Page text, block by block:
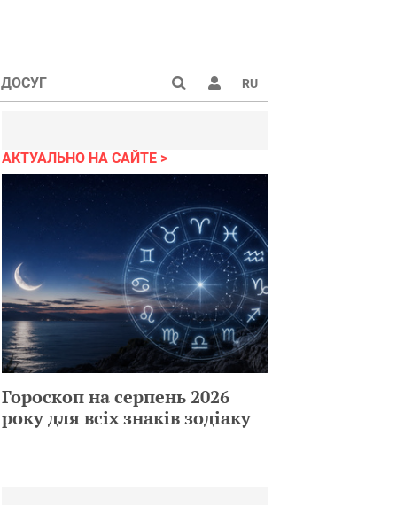
ДОСУГ RU
АКТУАЛЬНО НА САЙТЕ
Гороскоп на серпень 2026
року для всіх знаків зодіаку